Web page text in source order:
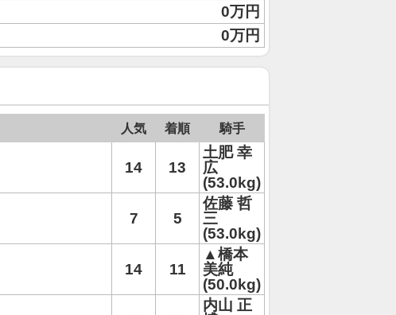
0万円
0万円
人気 着順 騎手
14 13
土肥 幸
広
(53.0kg)
7 5
佐藤 哲
三
(53.0kg)
14 11
▲橋本
美純
(50.0kg)
内山 正